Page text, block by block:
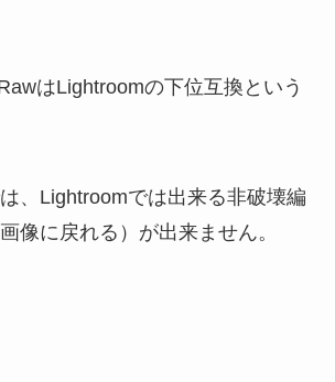
はLightroomの下位互換という
、Lightroomでは出来る非破壊編
像に戻れる）が出来ません。